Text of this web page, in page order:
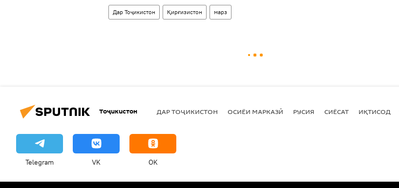
Дар Тоҷикистон Қирғизистон марз
Тоҷикистон ДАР ТОҶИКИСТОН ОСИЁИ МАРКАЗӢ РУСИЯ СИЁСАТ ИҚТИСОД
Telegram VK OK